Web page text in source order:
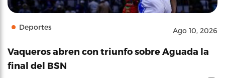
Deportes Ago 10, 2026
Vaqueros abren con triunfo sobre Aguada la
final del BSN